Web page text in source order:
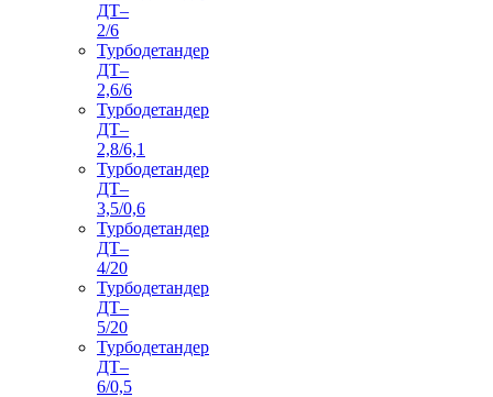
ДТ–
2/6
Турбодетандер
ДТ–
2,6/6
Турбодетандер
ДТ–
2,8/6,1
Турбодетандер
ДТ–
3,5/0,6
Турбодетандер
ДТ–
4/20
Турбодетандер
ДТ–
5/20
Турбодетандер
ДТ–
6/0,5